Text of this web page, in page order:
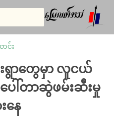
င်း
ရွာတွေမှာ လူငယ်
ေါ်တာဆွဲဖမ်းဆီးမှု
းနေ